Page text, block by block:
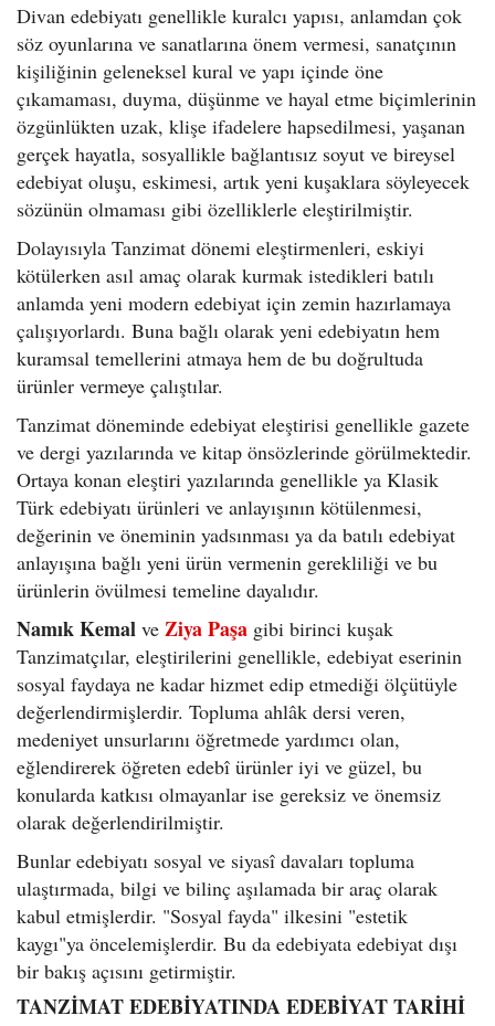
Divan edebiyatı genellikle kuralcı yapısı, anlamdan çok
söz oyunlarına ve sanatlarına önem vermesi, sanatçının
kişiliğinin geleneksel kural ve yapı içinde öne
çıkamaması, duyma, düşünme ve hayal etme biçimlerinin
özgünlükten uzak, klişe ifadelere hapsedilmesi, yaşanan
gerçek hayatla, sosyallikle bağlantısız soyut ve bireysel
edebiyat oluşu, eskimesi, artık yeni kuşaklara söyleyecek
sözünün olmaması gibi özelliklerle eleştirilmiştir.
Dolayısıyla Tanzimat dönemi eleştirmenleri, eskiyi
kötülerken asıl amaç olarak kurmak istedikleri batılı
anlamda yeni modern edebiyat için zemin hazırlamaya
çalışıyorlardı. Buna bağlı olarak yeni edebiyatın hem
kuramsal temellerini atmaya hem de bu doğrultuda
ürünler vermeye çalıştılar.
Tanzimat döneminde edebiyat eleştirisi genellikle gazete
ve dergi yazılarında ve kitap önsözlerinde görülmektedir.
Ortaya konan eleştiri yazılarında genellikle ya Klasik
Türk edebiyatı ürünleri ve anlayışının kötülenmesi,
değerinin ve öneminin yadsınması ya da batılı edebiyat
anlayışına bağlı yeni ürün vermenin gerekliliği ve bu
ürünlerin övülmesi temeline dayalıdır.
Namık Kemal ve Ziya Paşa gibi birinci kuşak
Tanzimatçılar, eleştirilerini genellikle, edebiyat eserinin
sosyal faydaya ne kadar hizmet edip etmediği ölçütüyle
değerlendirmişlerdir. Topluma ahlâk dersi veren,
medeniyet unsurlarını öğretmede yardımcı olan,
eğlendirerek öğreten edebî ürünler iyi ve güzel, bu
konularda katkısı olmayanlar ise gereksiz ve önemsiz
olarak değerlendirilmiştir.
Bunlar edebiyatı sosyal ve siyasî davaları topluma
ulaştırmada, bilgi ve bilinç aşılamada bir araç olarak
kabul etmişlerdir. "Sosyal fayda" ilkesini "estetik
kaygı"ya öncelemişlerdir. Bu da edebiyata edebiyat dışı
bir bakış açısını getirmiştir.
TANZİMAT EDEBİYATINDA EDEBİYAT TARİHİ